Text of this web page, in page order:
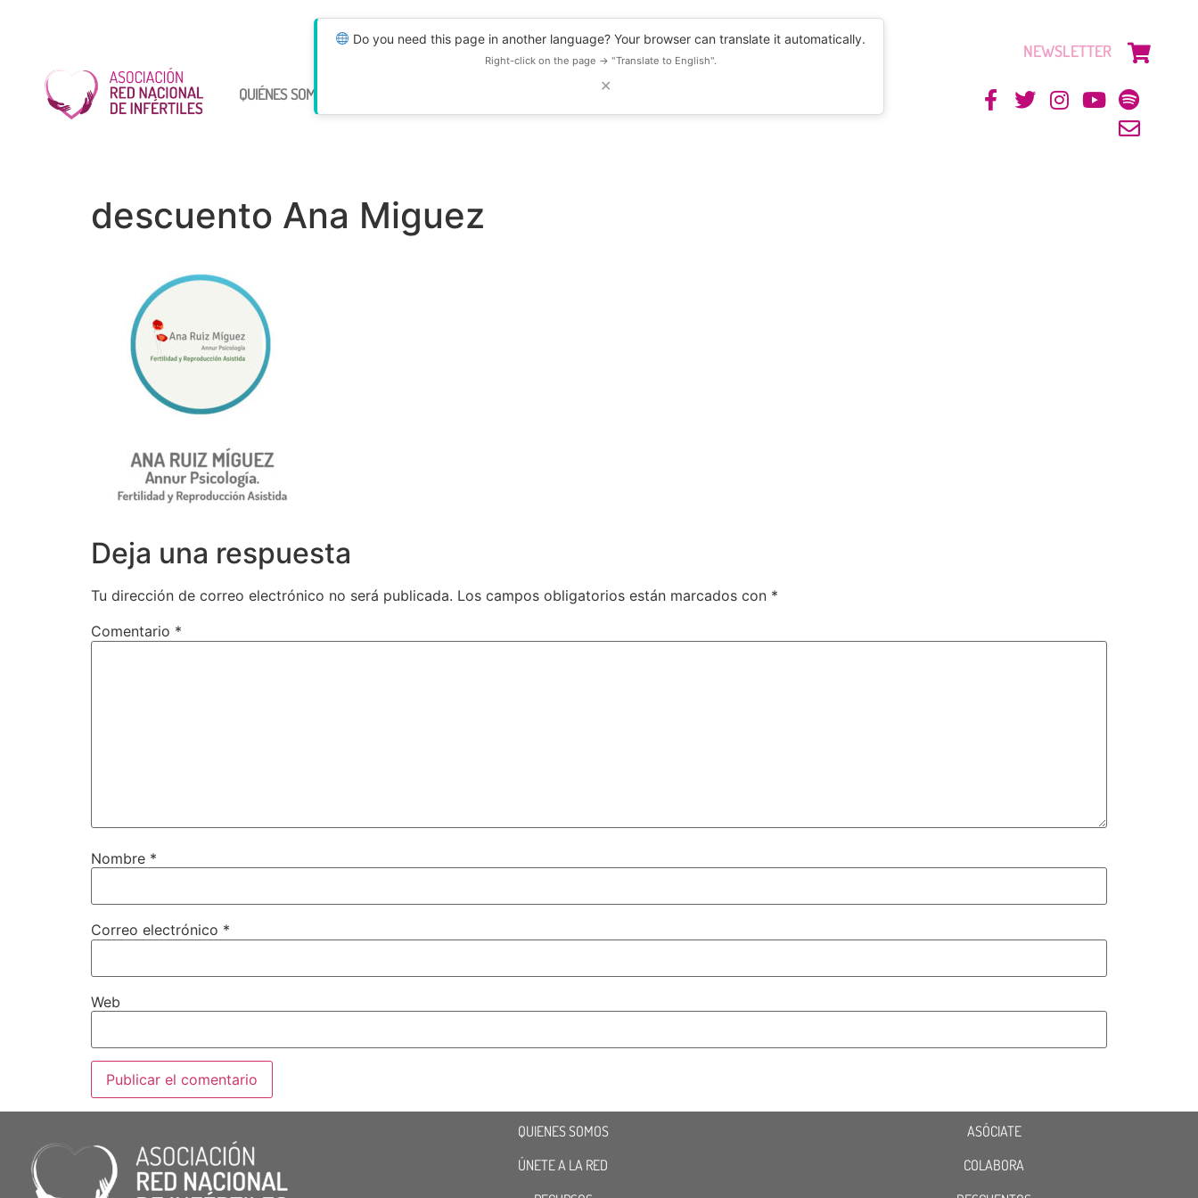
Do you need this page in another language? Your browser can translate it automatically.
Right-click on the page → "Translate to English".
✕
QUIÉNES SOMOS RECURSOS
NEWSLETTER
descuento Ana Miguez
Deja una respuesta
Tu dirección de correo electrónico no será publicada. Los campos obligatorios están marcados con *
Comentario *
Nombre *
Correo electrónico *
Web
QUIENES SOMOS
ÚNETE A LA RED
ASÓCIATE
COLABORA